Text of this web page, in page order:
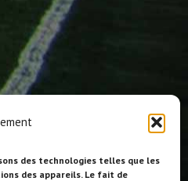
des technologies telles que les
des appareils. Le fait de